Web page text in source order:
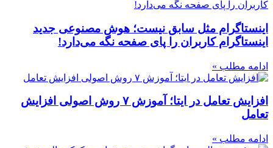
اینستاگرام مثل سابق نیست؛ هوش مصنوعی جدید
اینستاگرام کاربران را پای صفحه نگه می‌دارد!
ادامه مطلب »
افزایش تعامل در ایتا؛ آموزش ۷ روش اصولی افزایش
تعامل
ادامه مطلب »